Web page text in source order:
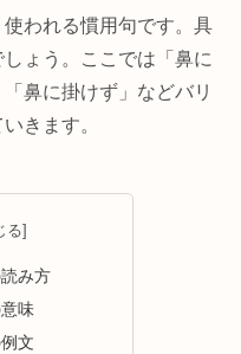
使われる慣用句です。具
ょう。ここでは「鼻に
鼻に掛けず」などバリ
きます。
み方
味
文